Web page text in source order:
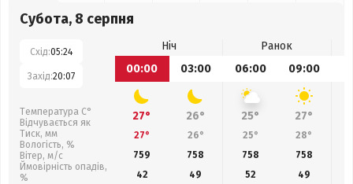
Субота, 8 серпня
Схід:05:24
Захід:20:07
Температура С°
Відчувається як
Тиск, мм
Вологість, %
Вітер, м/с
Ймовірність опадів,
%
Ніч
Ранок
00:00
03:00 06:00 09:00
27° 26° 25° 27°
27° 26° 25° 28°
759
758 758 758
42
49 52 49